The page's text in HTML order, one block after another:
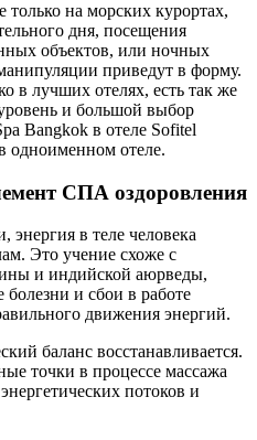
на морских курортах,
дня, посещения
объектов, или ночных
приведут в форму.
в лучших отелях, есть так же
и большой выбор
Bangkok в отеле Sofitel
одноименном отеле.
СПА оздоровления
энергия в теле человека
Это учение схоже с
и индийской аюрведы,
болезни и сбои в работе
движения энергий.
баланс восстанавливается.
точки в процессе массажа
потоков и